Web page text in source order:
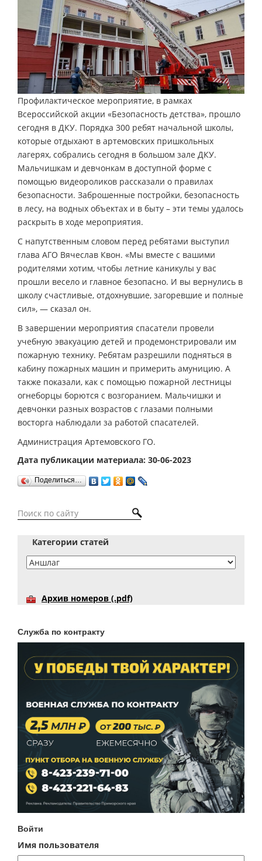
Профилактическое мероприятие, в рамках
Всероссийской акции «Безопасность детства», прошло
сегодня в ДКУ. Порядка 300 ребят начальной школы,
которые отдыхают в артемовских пришкольных
лагерях, собрались сегодня в большом зале ДКУ.
Мальчишкам и девчонкам в доступной форме с
помощью видеороликов рассказали о правилах
безопасности. Заброшенные постройки, безопасность
в лесу, на водных объектах и в быту – эти темы удалось
раскрыть в ходе мероприятия.
С напутственным словом перед ребятами выступил
глава АГО Вячеслав Квон. «Мы вместе с вашими
родителями хотим, чтобы летние каникулы у вас
прошли весело и главное безопасно. И вы вернулись в
школу счастливые, отдохнувшие, загоревшие и полные
сил», — сказал он.
В завершении мероприятия спасатели провели
учебную эвакуацию детей и продемонстрировали им
пожарную технику. Ребятам разрешили подняться в
кабину пожарных машин и примерить амуницию. А
также показали, как с помощью пожарной лестницы
огнеборцы борются с возгоранием. Мальчишки и
девчонки разных возрастов с глазами полными
восторга наблюдали за работой спасателей.
Администрация Артемовского ГО.
Дата публикации материала: 30-06-2023
Поделиться…
Категории статей
Архив номеров (.pdf)
Служба по контракту
Войти
Имя пользователя